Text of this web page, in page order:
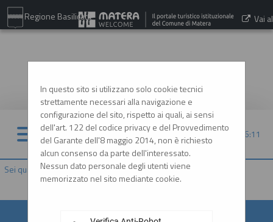
Regione Basilicata Vai al
09/08/2026 06:11
Sei qui: Home»Informazioni»Istruzioni e manuali
In questo sito si utilizzano solo cookie tecnici
strettamente necessari alla navigazione e
configurazione del sito, rispetto ai quali, ai sensi
dell'art. 122 del codice privacy e del Provvedimento
del Garante dell'8 maggio 2014, non è richiesto
alcun consenso da parte dell'interessato.
Nessun dato personale degli utenti viene
memorizzato nel sito mediante cookie.